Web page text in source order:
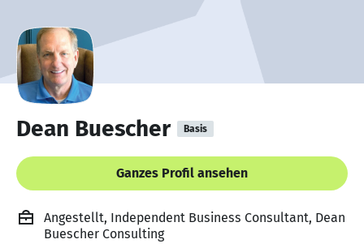
Dean Buescher Basis
Ganzes Profil ansehen
Angestellt, Independent Business Consultant, Dean
Buescher Consulting